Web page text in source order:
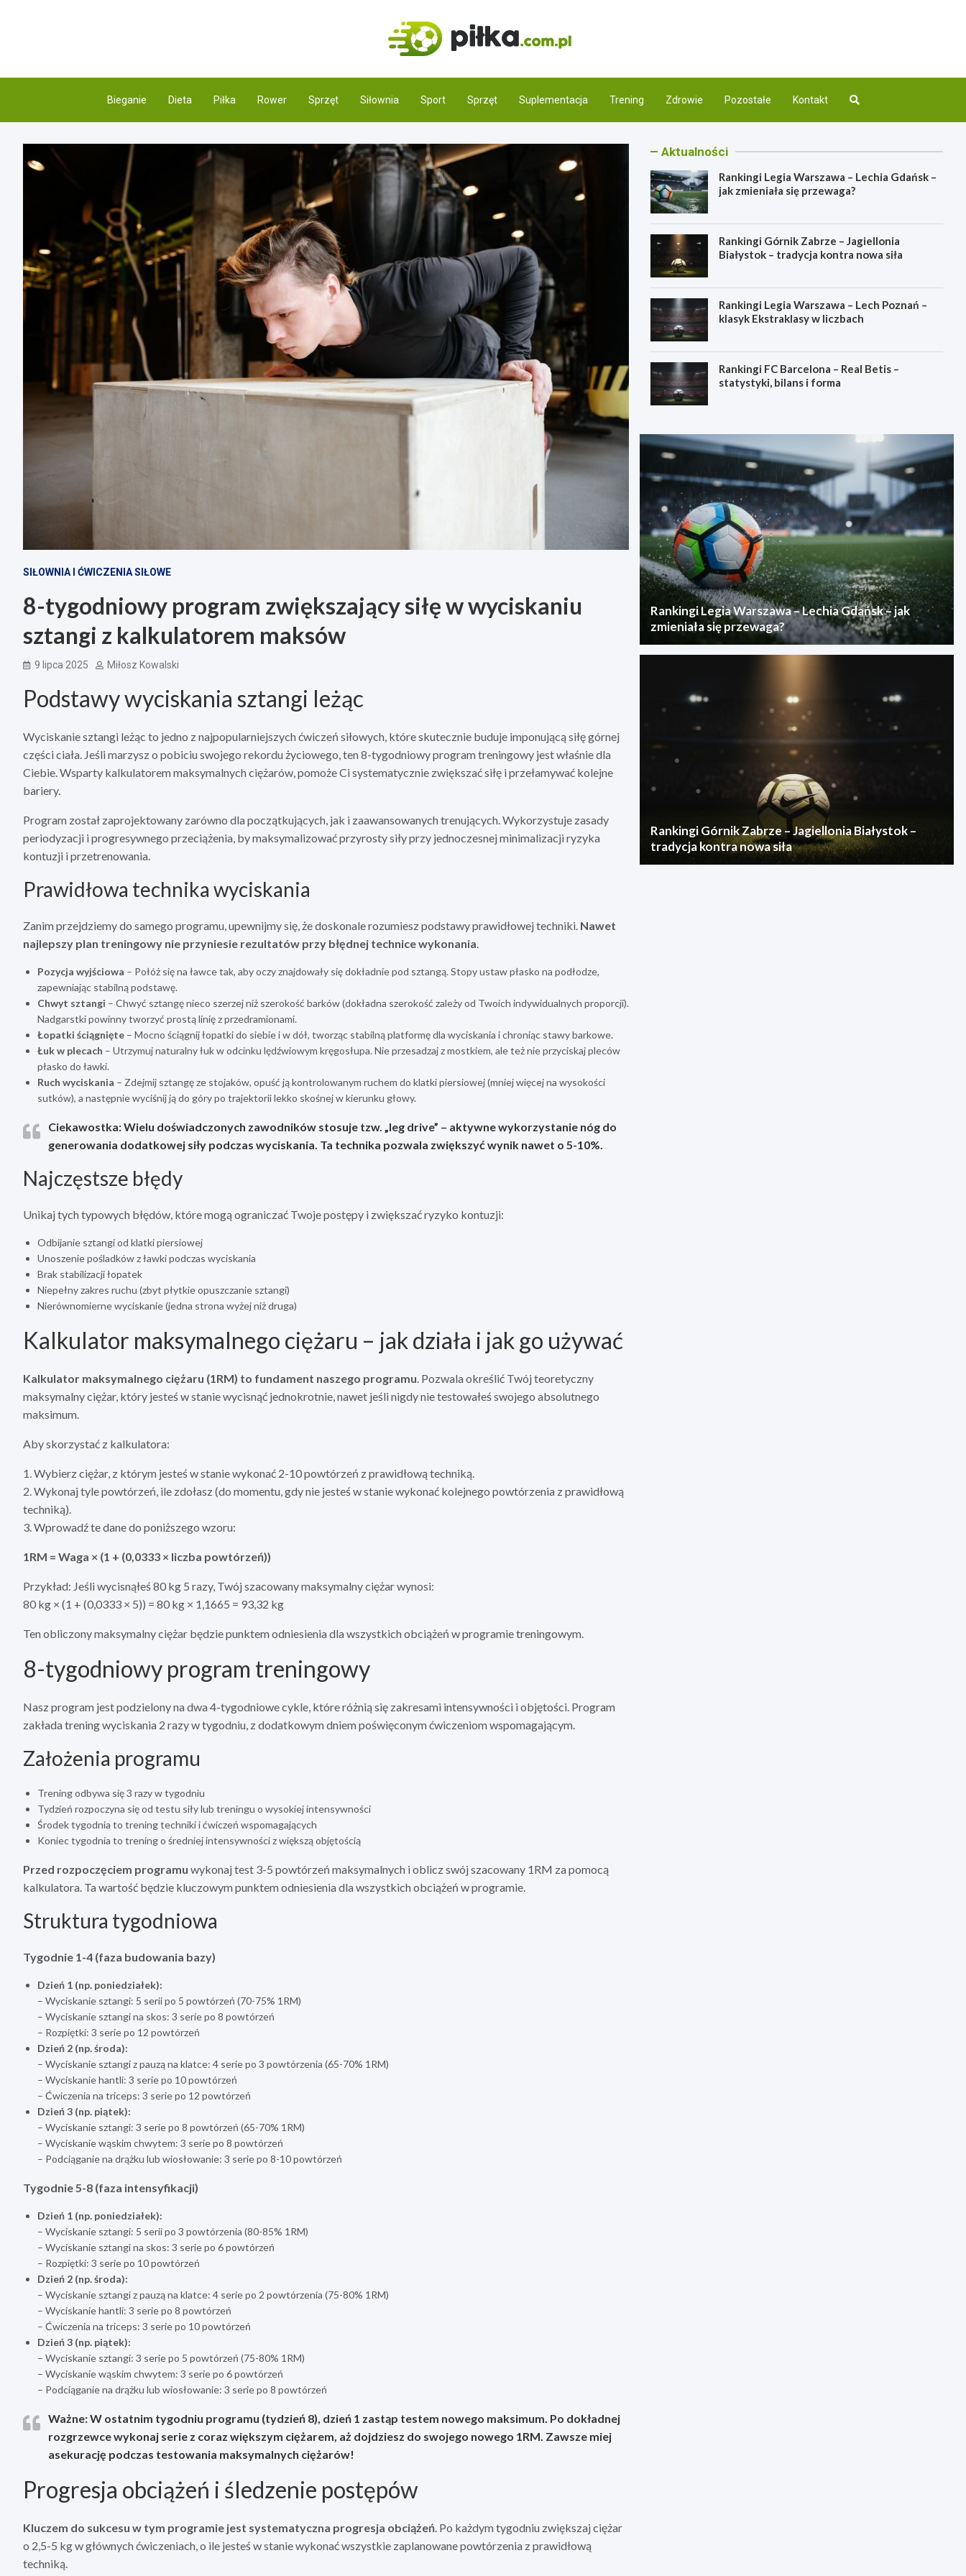
Bieganie Dieta Piłka Rower Sprzęt Siłownia Sport Sprzęt Suplementacja Trening Zdrowie Pozostałe Kontakt
SIŁOWNIA I ĆWICZENIA SIŁOWE
8-tygodniowy program zwiększający siłę w wyciskaniu
sztangi z kalkulatorem maksów
9 lipca 2025 Miłosz Kowalski
Podstawy wyciskania sztangi leżąc
Wyciskanie sztangi leżąc to jedno z najpopularniejszych ćwiczeń siłowych, które skutecznie buduje imponującą siłę górnej
części ciała. Jeśli marzysz o pobiciu swojego rekordu życiowego, ten 8-tygodniowy program treningowy jest właśnie dla
Ciebie. Wsparty kalkulatorem maksymalnych ciężarów, pomoże Ci systematycznie zwiększać siłę i przełamywać kolejne
bariery.
Program został zaprojektowany zarówno dla początkujących, jak i zaawansowanych trenujących. Wykorzystuje zasady
periodyzacji i progresywnego przeciążenia, by maksymalizować przyrosty siły przy jednoczesnej minimalizacji ryzyka
kontuzji i przetrenowania.
Prawidłowa technika wyciskania
Zanim przejdziemy do samego programu, upewnijmy się, że doskonale rozumiesz podstawy prawidłowej techniki. Nawet
najlepszy plan treningowy nie przyniesie rezultatów przy błędnej technice wykonania.
Pozycja wyjściowa – Połóż się na ławce tak, aby oczy znajdowały się dokładnie pod sztangą. Stopy ustaw płasko na podłodze,
zapewniając stabilną podstawę.
Chwyt sztangi – Chwyć sztangę nieco szerzej niż szerokość barków (dokładna szerokość zależy od Twoich indywidualnych proporcji).
Nadgarstki powinny tworzyć prostą linię z przedramionami.
Łopatki ściągnięte – Mocno ściągnij łopatki do siebie i w dół, tworząc stabilną platformę dla wyciskania i chroniąc stawy barkowe.
Łuk w plecach – Utrzymuj naturalny łuk w odcinku lędźwiowym kręgosłupa. Nie przesadzaj z mostkiem, ale też nie przyciskaj pleców
płasko do ławki.
Ruch wyciskania – Zdejmij sztangę ze stojaków, opuść ją kontrolowanym ruchem do klatki piersiowej (mniej więcej na wysokości
sutków), a następnie wyciśnij ją do góry po trajektorii lekko skośnej w kierunku głowy.
Ciekawostka: Wielu doświadczonych zawodników stosuje tzw. „leg drive” – aktywne wykorzystanie nóg do
generowania dodatkowej siły podczas wyciskania. Ta technika pozwala zwiększyć wynik nawet o 5-10%.
Najczęstsze błędy
Unikaj tych typowych błędów, które mogą ograniczać Twoje postępy i zwiększać ryzyko kontuzji:
Odbijanie sztangi od klatki piersiowej
Unoszenie pośladków z ławki podczas wyciskania
Brak stabilizacji łopatek
Niepełny zakres ruchu (zbyt płytkie opuszczanie sztangi)
Nierównomierne wyciskanie (jedna strona wyżej niż druga)
Kalkulator maksymalnego ciężaru – jak działa i jak go używać
Kalkulator maksymalnego ciężaru (1RM) to fundament naszego programu. Pozwala określić Twój teoretyczny
maksymalny ciężar, który jesteś w stanie wycisnąć jednokrotnie, nawet jeśli nigdy nie testowałeś swojego absolutnego
maksimum.
Aby skorzystać z kalkulatora:
1. Wybierz ciężar, z którym jesteś w stanie wykonać 2-10 powtórzeń z prawidłową techniką.
2. Wykonaj tyle powtórzeń, ile zdołasz (do momentu, gdy nie jesteś w stanie wykonać kolejnego powtórzenia z prawidłową
techniką).
3. Wprowadź te dane do poniższego wzoru:
1RM = Waga × (1 + (0,0333 × liczba powtórzeń))
Przykład: Jeśli wycisnąłeś 80 kg 5 razy, Twój szacowany maksymalny ciężar wynosi:
80 kg × (1 + (0,0333 × 5)) = 80 kg × 1,1665 = 93,32 kg
Ten obliczony maksymalny ciężar będzie punktem odniesienia dla wszystkich obciążeń w programie treningowym.
8-tygodniowy program treningowy
Nasz program jest podzielony na dwa 4-tygodniowe cykle, które różnią się zakresami intensywności i objętości. Program
zakłada trening wyciskania 2 razy w tygodniu, z dodatkowym dniem poświęconym ćwiczeniom wspomagającym.
Założenia programu
Trening odbywa się 3 razy w tygodniu
Tydzień rozpoczyna się od testu siły lub treningu o wysokiej intensywności
Środek tygodnia to trening techniki i ćwiczeń wspomagających
Koniec tygodnia to trening o średniej intensywności z większą objętością
Przed rozpoczęciem programu wykonaj test 3-5 powtórzeń maksymalnych i oblicz swój szacowany 1RM za pomocą
kalkulatora. Ta wartość będzie kluczowym punktem odniesienia dla wszystkich obciążeń w programie.
Struktura tygodniowa
Tygodnie 1-4 (faza budowania bazy)
Dzień 1 (np. poniedziałek):
– Wyciskanie sztangi: 5 serii po 5 powtórzeń (70-75% 1RM)
– Wyciskanie sztangi na skos: 3 serie po 8 powtórzeń
– Rozpiętki: 3 serie po 12 powtórzeń
Dzień 2 (np. środa):
– Wyciskanie sztangi z pauzą na klatce: 4 serie po 3 powtórzenia (65-70% 1RM)
– Wyciskanie hantli: 3 serie po 10 powtórzeń
– Ćwiczenia na triceps: 3 serie po 12 powtórzeń
Dzień 3 (np. piątek):
– Wyciskanie sztangi: 3 serie po 8 powtórzeń (65-70% 1RM)
– Wyciskanie wąskim chwytem: 3 serie po 8 powtórzeń
– Podciąganie na drążku lub wiosłowanie: 3 serie po 8-10 powtórzeń
Tygodnie 5-8 (faza intensyfikacji)
Dzień 1 (np. poniedziałek):
– Wyciskanie sztangi: 5 serii po 3 powtórzenia (80-85% 1RM)
– Wyciskanie sztangi na skos: 3 serie po 6 powtórzeń
– Rozpiętki: 3 serie po 10 powtórzeń
Dzień 2 (np. środa):
– Wyciskanie sztangi z pauzą na klatce: 4 serie po 2 powtórzenia (75-80% 1RM)
– Wyciskanie hantli: 3 serie po 8 powtórzeń
– Ćwiczenia na triceps: 3 serie po 10 powtórzeń
Dzień 3 (np. piątek):
– Wyciskanie sztangi: 3 serie po 5 powtórzeń (75-80% 1RM)
– Wyciskanie wąskim chwytem: 3 serie po 6 powtórzeń
– Podciąganie na drążku lub wiosłowanie: 3 serie po 8 powtórzeń
Ważne: W ostatnim tygodniu programu (tydzień 8), dzień 1 zastąp testem nowego maksimum. Po dokładnej
rozgrzewce wykonaj serie z coraz większym ciężarem, aż dojdziesz do swojego nowego 1RM. Zawsze miej
asekurację podczas testowania maksymalnych ciężarów!
Progresja obciążeń i śledzenie postępów
Kluczem do sukcesu w tym programie jest systematyczna progresja obciążeń. Po każdym tygodniu zwiększaj ciężar
o 2,5-5 kg w głównych ćwiczeniach, o ile jesteś w stanie wykonać wszystkie zaplanowane powtórzenia z prawidłową
techniką.
Aktualności
Rankingi Legia Warszawa – Lechia Gdańsk –
jak zmieniała się przewaga?
Rankingi Górnik Zabrze – Jagiellonia
Białystok – tradycja kontra nowa siła
Rankingi Legia Warszawa – Lech Poznań –
klasyk Ekstraklasy w liczbach
Rankingi FC Barcelona – Real Betis –
statystyki, bilans i forma
Rankingi Legia Warszawa – Lechia Gdańsk – jak
zmieniała się przewaga?
Rankingi Górnik Zabrze – Jagiellonia Białystok –
tradycja kontra nowa siła